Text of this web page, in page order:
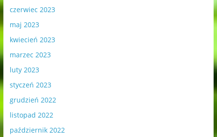
czerwiec 2023
maj 2023
kwiecień 2023
marzec 2023
luty 2023
styczeń 2023
grudzień 2022
listopad 2022
październik 2022